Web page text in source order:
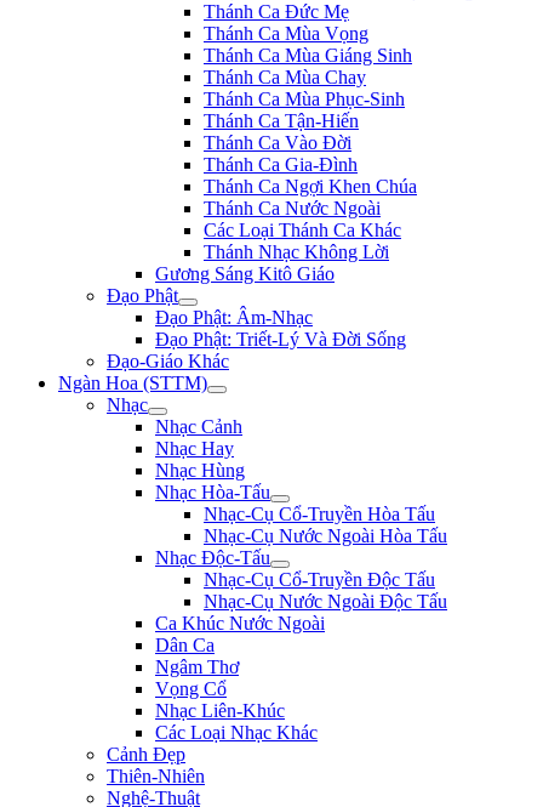
Thánh Ca Đức Mẹ
Thánh Ca Mùa Vọng
Thánh Ca Mùa Giáng Sinh
Thánh Ca Mùa Chay
Thánh Ca Mùa Phục-Sinh
Thánh Ca Tận-Hiến
Thánh Ca Vào Đời
Thánh Ca Gia-Đình
Thánh Ca Ngợi Khen Chúa
Thánh Ca Nước Ngoài
Các Loại Thánh Ca Khác
Thánh Nhạc Không Lời
Gương Sáng Kitô Giáo
Đạo Phật
Đạo Phật: Âm-Nhạc
Đạo Phật: Triết-Lý Và Đời Sống
Đạo-Giáo Khác
Ngàn Hoa (STTM)
Nhạc
Nhạc Cảnh
Nhạc Hay
Nhạc Hùng
Nhạc Hòa-Tấu
Nhạc-Cụ Cổ-Truyền Hòa Tấu
Nhạc-Cụ Nước Ngoài Hòa Tấu
Nhạc Độc-Tấu
Nhạc-Cụ Cổ-Truyền Độc Tấu
Nhạc-Cụ Nước Ngoài Độc Tấu
Ca Khúc Nước Ngoài
Dân Ca
Ngâm Thơ
Vọng Cổ
Nhạc Liên-Khúc
Các Loại Nhạc Khác
Cảnh Đẹp
Thiên-Nhiên
Nghệ-Thuật